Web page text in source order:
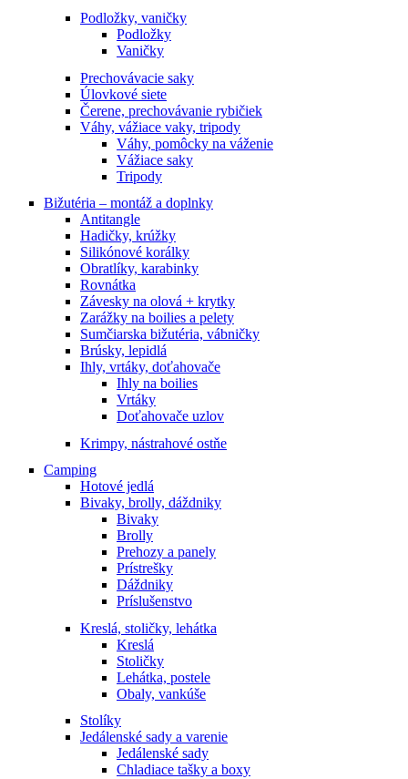
Podložky, vaničky
Podložky
Vaničky
Prechovávacie saky
Úlovkové siete
Čerene, prechovávanie rybičiek
Váhy, vážiace vaky, tripody
Váhy, pomôcky na váženie
Vážiace saky
Tripody
Bižutéria – montáž a doplnky
Antitangle
Hadičky, krúžky
Silikónové korálky
Obratlíky, karabinky
Rovnátka
Závesky na olová + krytky
Zarážky na boilies a pelety
Sumčiarska bižutéria, vábničky
Brúsky, lepidlá
Ihly, vrtáky, doťahovače
Ihly na boilies
Vrtáky
Doťahovače uzlov
Krimpy, nástrahové ostňe
Camping
Hotové jedlá
Bivaky, brolly, dáždniky
Bivaky
Brolly
Prehozy a panely
Prístrešky
Dáždniky
Príslušenstvo
Kreslá, stoličky, lehátka
Kreslá
Stoličky
Lehátka, postele
Obaly, vankúše
Stolíky
Jedálenské sady a varenie
Jedálenské sady
Chladiace tašky a boxy